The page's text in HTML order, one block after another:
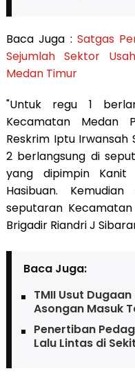
Baca Juga : Satgas
Sejumlah Sektor
Medan Timur
"Untuk regu 1
Kecamatan Medan
Reskrim Iptu Irwansah
2 berlangsung di
yang dipimpin
Hasibuan.
seputaran
Brigadir Riandri J
Baca Juga:
TMII Usut
Asongan Masuk
Penertiban
Lalu Lintas di